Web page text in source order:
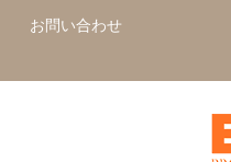
お問い合わせ